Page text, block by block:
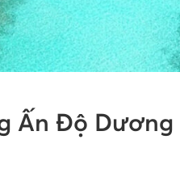
Ấn Độ Dương